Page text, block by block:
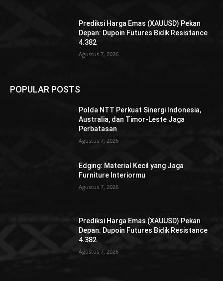
Prediksi Harga Emas (XAUUSD) Pekan
Depan: Dupoin Futures Bidik Resistance
4.382
Agustus 7, 2026
POPULAR POSTS
Polda NTT Perkuat Sinergi Indonesia,
Australia, dan Timor-Leste Jaga
Perbatasan
Agustus 7, 2026
Edging: Material Kecil yang Jaga
Furniture Interiormu
Agustus 7, 2026
Prediksi Harga Emas (XAUUSD) Pekan
Depan: Dupoin Futures Bidik Resistance
4.382
Agustus 7, 2026